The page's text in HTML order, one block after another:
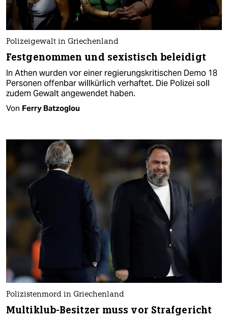
Polizeigewalt in Griechenland
Festgenommen und sexistisch beleidigt
In Athen wurden vor einer regierungs­kritischen Demo 18
Personen offenbar willkürlich verhaftet. Die Polizei soll
zudem Gewalt angewendet haben.
Von Ferry Batzoglou
Polizistenmord in Griechenland
Multiklub-Besitzer muss vor Strafgericht